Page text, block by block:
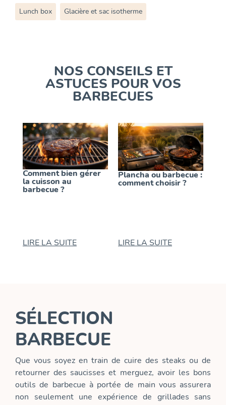
Lunch box Glacière et sac isotherme
NOS CONSEILS ET
ASTUCES POUR VOS
BARBECUES
Comment bien gérer
la cuisson au
barbecue ?
LIRE LA SUITE
Plancha ou barbecue :
comment choisir ?
LIRE LA SUITE
SÉLECTION
BARBECUE
Que vous soyez en train de cuire des steaks ou de
retourner des saucisses et merguez, avoir les bons
outils de barbecue à portée de main vous assurera
non seulement une expérience de grillades sans